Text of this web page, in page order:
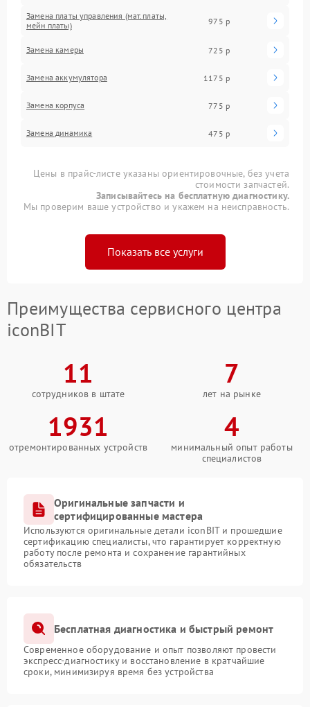
Замена платы управления (мат.платы,
мейн платы)
975 р
Замена камеры 725 р
Замена аккумулятора 1175 р
Замена корпуса 775 р
Замена динамика 475 р
Цены в прайс-листе указаны ориентировочные, без учета
стоимости запчастей.
Записывайтесь на бесплатную диагностику.
Мы проверим ваше устройство и укажем на неисправность.
Показать все услуги
Преимущества сервисного центра
iconBIT
11
сотрудников в штате
7
лет на рынке
1931
отремонтированных устройств
4
минимальный опыт работы
специалистов
Оригинальные запчасти и
сертифицированные мастера
Используются оригинальные детали iconBIT и прошедшие
сертификацию специалисты, что гарантирует корректную
работу после ремонта и сохранение гарантийных
обязательств
Бесплатная диагностика и быстрый ремонт
Современное оборудование и опыт позволяют провести
экспресс-диагностику и восстановление в кратчайшие
сроки, минимизируя время без устройства